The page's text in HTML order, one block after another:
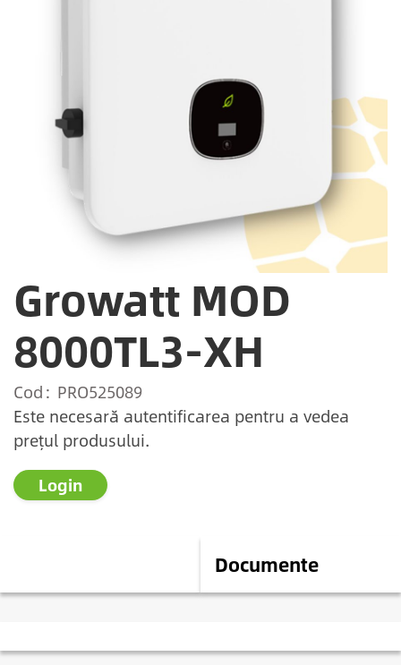
Growatt MOD
8000TL3-XH
Cod
PRO525089
Este necesară autentificarea pentru a vedea
prețul produsului.
Login
Documente